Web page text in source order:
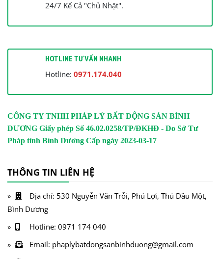
24/7 Kể Cả "Chủ Nhật".
HOTLINE TƯ VẤN NHANH
Hotline: 0971.174.040
CÔNG TY TNHH PHÁP LÝ BẤT ĐỘNG SẢN BÌNH
DƯƠNG Giấy phép Số 46.02.0258/TP/ĐKHĐ - Do Sở Tư
Pháp tỉnh Bình Dương Cấp ngày 2023-03-17
THÔNG TIN LIÊN HỆ
Địa chỉ: 530 Nguyễn Văn Trỗi, Phú Lợi, Thủ Dầu Một,
Bình Dương
Hotline: 0971 174 040
Email: phaplybatdongsanbinhduong@gmail.com